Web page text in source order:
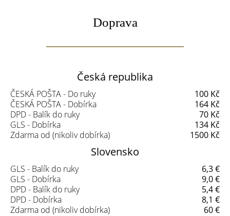
Doprava
Česká republika
ČESKÁ POŠTA - Do ruky
100 Kč
ČESKÁ POŠTA - Dobírka
164 Kč
DPD - Balík do ruky
70 Kč
GLS - Dobírka
134 Kč
Zdarma od (nikoliv dobírka)
1500 Kč
Slovensko
GLS - Balík do ruky
6,3 €
GLS - Dobírka
9,0 €
DPD - Balík do ruky
5,4 €
DPD - Dobírka
8,1 €
Zdarma od (nikoliv dobírka)
60 €